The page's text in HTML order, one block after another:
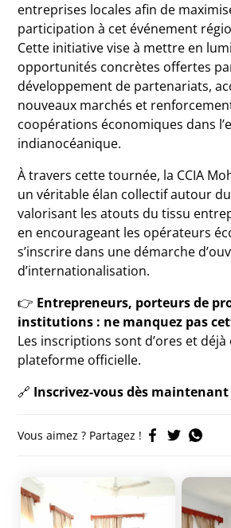
entreprises locales afin de
participation à cet événement
Cette initiative vise à mettre en
opportunités concrètes offertes par
développement de partenariats,
nouveaux marchés et
coopérations économiques dans
indianocéanique.
À travers cette tournée, la CCIA
un véritable élan collectif autour du
valorisant les atouts du tissu
en encourageant les opérateurs
s’inscrire dans une démarche
d’internationalisation.
👉 Entrepreneurs, porteurs de
institutions : ne manquez pas
Les inscriptions sont d’ores et
plateforme officielle.
🔗 Inscrivez-vous dès maintenant
Vous aimez ? Partagez !